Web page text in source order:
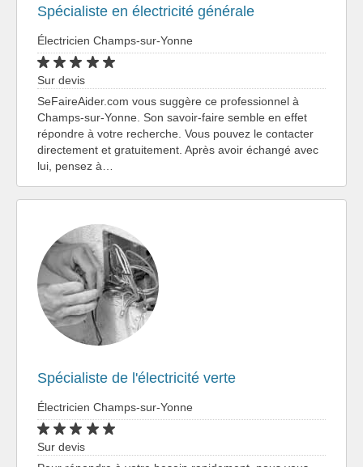
Spécialiste en électricité générale
Électricien Champs-sur-Yonne
Sur devis
SeFaireAider.com vous suggère ce professionnel à
Champs-sur-Yonne. Son savoir-faire semble en effet
répondre à votre recherche. Vous pouvez le contacter
directement et gratuitement. Après avoir échangé avec
lui, pensez à…
Spécialiste de l'électricité verte
Électricien Champs-sur-Yonne
Sur devis